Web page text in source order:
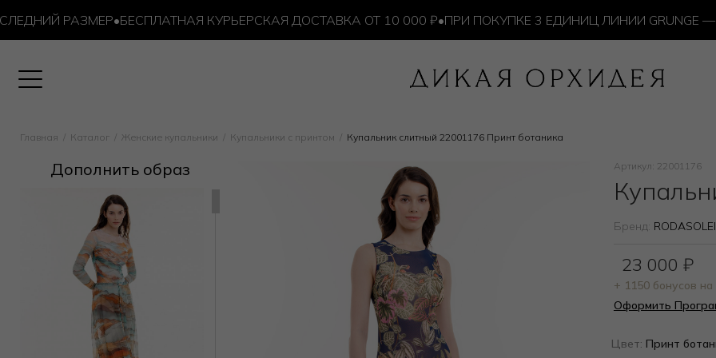
РАЗМЕР•БЕСПЛАТНАЯ КУРЬЕРСКАЯ ДОСТАВКА ОТ 10 000 ₽•ПРИ ПОКУПКЕ 3 ЕДИНИЦ ЛИНИИ GRUNGE —
Главная Каталог Женские купальники Купальники с принтом Купальник слитный 22001176 Принт ботаника
Дополнить образ Артикул: 22001176
Бренд:
23 000 ₽
+ 1150 бонусов
Оформить
Цвет: Принт